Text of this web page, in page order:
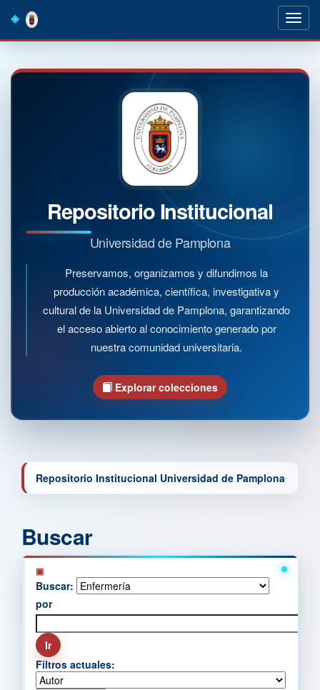
navigation
Repositorio Institucional
Universidad de Pamplona
Preservamos, organizamos y difundimos la
producción académica, científica, investigativa y
cultural de la Universidad de Pamplona, garantizando
el acceso abierto al conocimiento generado por
nuestra comunidad universitaria.
Explorar colecciones
Repositorio Institucional Universidad de Pamplona
Buscar
Buscar:
por
Filtros actuales: